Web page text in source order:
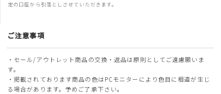
定の口座から引落としさせていただきます。
ご注意事項
・セール/アウトレット商品の交換・返品は原則としてご遠慮願いま
す。
・掲載されております商品の色はPCモニターにより色目に相違が生じ
る場合があります。予めご了承下さい。